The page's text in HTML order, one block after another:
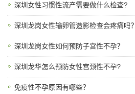
深圳女性习惯性流产需要做什么检查?
深圳龙岗女性输卵管造影检查会疼痛吗？
深圳龙岗女性如何预防子宫性不孕？
深圳龙华怎么预防女性宫颈性不孕?
免疫性不孕原因有哪些？